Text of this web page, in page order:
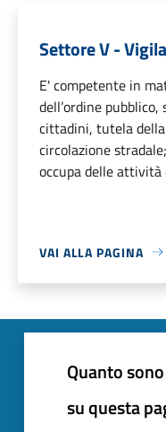
Settore V -
E' competente in
dell’ordine
cittadini, tutela
circolazione
occupa delle
VAI ALLA PAGINA
Quanto
su questa